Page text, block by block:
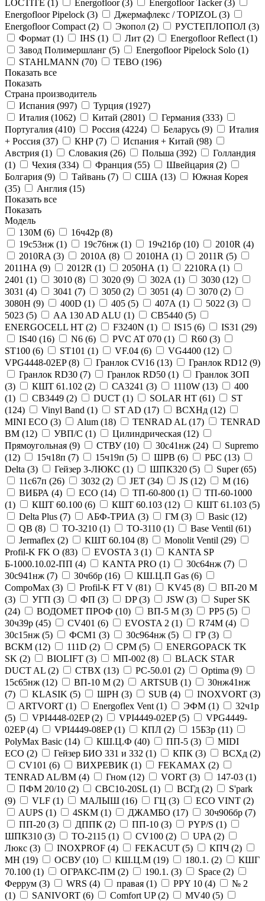
LOCTITE (1 ) Energofloor (3) Energofloor Tacker (3)
Energofloor Pipelock (3) Джермафлекс / TOPIZOL (3)
Energofloor Compact (2) Экопол (2) РУСТЕПЛОПОЛ (3)
Формат (1) IHS (1) Лит (2) Energofloor Reflect (1)
Завод Полимершланг (5) Energofloor Pipelock Solo (1)
STAHLMANN (70) ТЕВО (196)
Показать все
Показать
Страна производитель
Испания (997) Турция (1927)
Италия (1062) Китай (2801) Германия (333)
Португалия (410) Россия (4224) Беларусь (9)
Италия
+ Россия (37) КНР (7) Испания + Китай (98)
Австрия (1) Словакия (26) Польша (392)
Голландия
(1) Чехия (334) Франция (55) Швейцария (2)
Болгария (9) Тайвань (7) США (13)
Южная Корея
(35) Англия (15)
Показать все
Показать
Модель
130М (6) 16ч42р (8)
19с53нж (1) 19с76нж (1) 19ч21бр (10) 2010R (4)
2010RA (3) 2010А (8) 2010НА (1) 2011R (5)
2011НА (9) 2012R (1) 2050НА (1) 2210RA (1)
2401 (1) 3010 (8) 3020 (9) 302А (1) 3030 (12)
3031 (4) 3041 (7) 3050 (2) 3051 (4) 3070 (2)
3080Н (9) 400D (1) 405 (5) 407А (1) 5022 (3)
5023 (5) AA 130 AD ALU (1) CB5440 (5)
ENERGOCELL HT (2) F3240N (1) IS15 (6) IS31 (29)
IS40 (16) N6 (6) PVC AT 070 (1) R60 (3)
ST100 (6) ST101 (1) VF.04 (6) VG4400 (12)
VPG4448-02EP (8) Гранлок CV16 (13) Гранлок RD12 (9)
Гранлок RD30 (7) Гранлок RD50 (1)
Гранлок ЗОП
(3) КШТ 61.102 (2) СА3241 (3) 1110W (13)
400
(1) CB3449 (2) DUCT (1) SOLAR HT (61)
ST
(124) Vinyl Band (1) ST AD (17) ВСХНд (12)
MINI ECO (3) Alum (18) TENRAD AL (17)
TENRAD
BM (12) УВП/С (1) Цилиндрическая (12)
Прямоугольная (9) СТВУ (10) 30с41нж (24)
Supremo
(12) 15ч18п (7) 15ч19п (5) ШРВ (6) РБС (13)
Delta (3) Гейзер 3-ЛЮКС (1) ШПК320 (5) Super (65)
11с67п (26) 3032 (2) JET (34) JS (12) М (16)
ВИБРА (4) ECO (14) ТП-60-800 (1)
ТП-60-1000
(1) КШТ 60.100 (6) КШТ 60.103 (12) КШТ 61.103 (5)
Delta Plus (7) АБФ-ТРИА (3) ГМ (3) Basic (12)
QB (8) ТО-3210 (1) ТО-3110 (1) Base Ventil (61)
Jermaflex (2) КШТ 60.104 (8) Monolit Ventil (29)
Profil-K FK O (83) EVOSTA 3 (1)
KANTA SP
Б-1000.10.02-ПП (4) KANTA PRO (1) 30с64нж (7)
30с941нж (7) 30ч6бр (16) КШ.Ц.П Gas (6)
CompoMax (3) Profil-K FT V (81) KV45 (8)
ВП-20 М
(3) УГП (3) ФП (3) DP (3) JSW (3)
Super SK
(24) ВОДОМЕТ ПРОФ (10) ВП-5 М (3) PP5 (5)
30ч39р (45) CV401 (6) EVOSTA 2 (1) R74M (4)
30с15нж (5) ФСМ1 (3) 30с964нж (5) ГР (3)
ВСКМ (12) 111D (2) CPM (5)
ENERGOPACK TK
SK (2) BIOLIFT (3) МП-002 (8)
BLACK STAR
DUCT AL (2) СТВХ (13) РС-50.01 (2) Optima (9)
15с65нж (12) ВП-10 М (2) ARTSUB (1)
30нж41нж
(7) KLASIK (5) ШРН (3) SUB (4) INOXVORT (3)
ARTVORT (1) Energoflex Vent (1) ЭФМ (1)
32ч1p
(5) VPI4448-02EP (2) VPI4449-02EP (5)
VPG4449-
02EP (4) VPI4449-08EP (1) КПЛ (2) 15Б3р (11)
PolyMax Basic (14) КШ.Ц.Ф (40) ПП-5 (3)
MIDI
ECO (2) Гейзер БИО 331 и 332 (1) КПК (3) ВСХд (2)
CV101 (6) ВИХРЕВИК (1) FEKAMAX (2)
TENRAD AL/BM (4) Гном (12) VORT (3) 147-03 (1)
ПФМ 20/10 (2) CBC10-20SL (1) ВСГд (2)
S'park
(9) VLF (1) МАЛЫШ (16) ГЦ (3) ECO VINT (2)
AUPS (1) 4SKM (1) ДЖАМБО (17) 30ч906бр (7)
ПП-20 (3) ДППК (2) ПП-10 (3) PYP/S (1)
ШПК310 (3) ТО-2115 (1) CV100 (2) UPA (2)
Люкс (3) INOXPROF (4) FEKACUT (5) КПЧ (2)
MH (19) ОСВУ (10) КШ.Ц.М (19) 180.1. (2)
КШГ
70.100 (1) ОГРАКС-ПМ (2) 190.1. (3) Space (2)
Феррум (3) WRS (4) правая (1) PPY 10 (4)
№ 2
(1) SANIVORT (6) Comfort UP (2) MV40 (5)